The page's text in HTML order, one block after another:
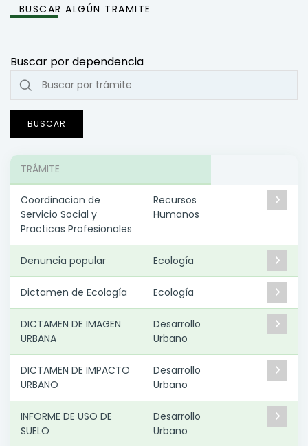
BUSCAR ALGÚN TRAMITE
Buscar por dependencia
TRÁMITE
Coordinacion de
Servicio Social y
Practicas Profesionales
Recursos
Humanos
Denuncia popular Ecología
Dictamen de Ecología Ecología
DICTAMEN DE IMAGEN
URBANA
Desarrollo
Urbano
DICTAMEN DE IMPACTO
URBANO
Desarrollo
Urbano
INFORME DE USO DE
SUELO
Desarrollo
Urbano